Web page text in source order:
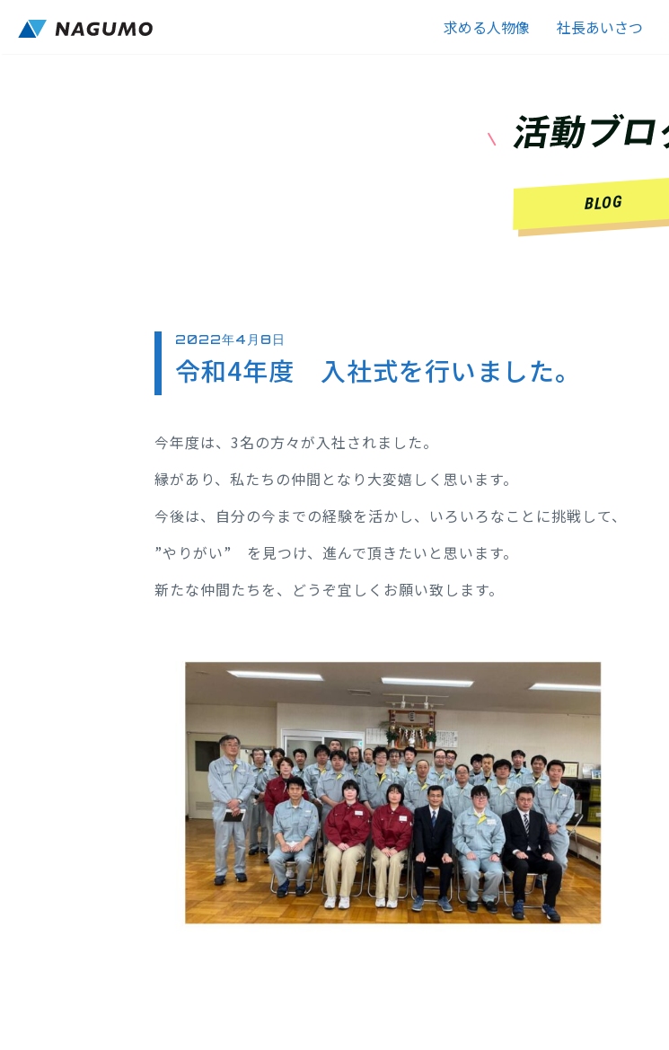
求める人物像 社長あいさつ
BLOG
2022年4月8日
令和4年度 入社式を行いました。
今年度は、3名の方々が入社されました。
縁があり、私たちの仲間となり大変嬉しく思います。
今後は、自分の今までの経験を活かし、いろいろなことに挑戦して、
”やりがい” を見つけ、進んで頂きたいと思います。
新たな仲間たちを、どうぞ宜しくお願い致します。